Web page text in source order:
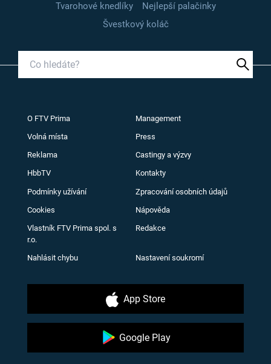
Tvarohové knedlíky
Nejlepší palačinky
Švestkový koláč
O FTV Prima Management
Volná místa Press
Reklama Castingy a výzvy
HbbTV Kontakty
Podmínky užívání Zpracování osobních údajů
Cookies Nápověda
Vlastník FTV Prima spol. s
r.o.
Redakce
Nahlásit chybu Nastavení soukromí
App Store
Google Play